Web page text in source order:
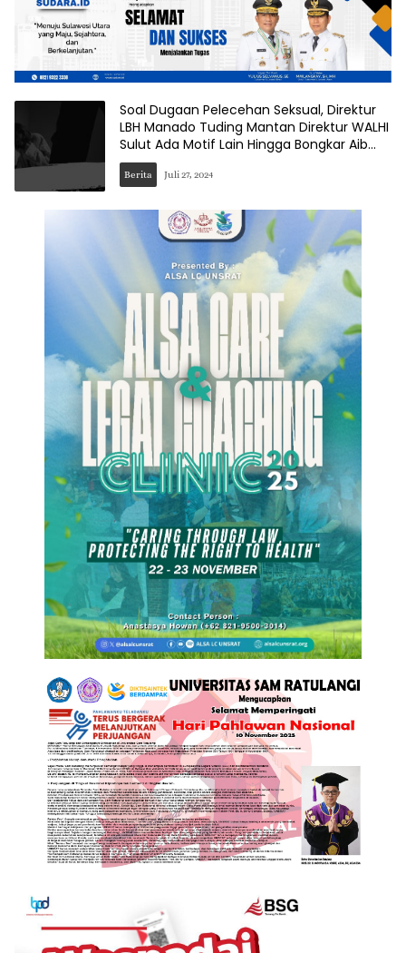
Soal Dugaan Pelecehan Seksual, Direktur
LBH Manado Tuding Mantan Direktur WALHI
Sulut Ada Motif Lain Hingga Bongkar Aib
Internal
Berita Juli 27, 2024